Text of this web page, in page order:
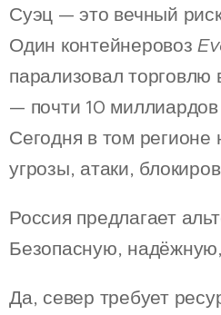
Суэц — это вечный
Один контейнеровоз
парализовал торговлю
— почти 10
Сегодня в том регионе
угрозы, атаки,
Россия предлагает
Безопасную,
Да, север требует